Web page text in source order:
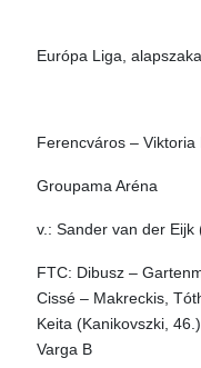
Európa Liga,
Ferencváros –
Groupama Aréna
v.: Sander van der Eijk
FTC: Dibusz –
Cissé – Makreckis,
Keita (Kanikovszki,
Varga B